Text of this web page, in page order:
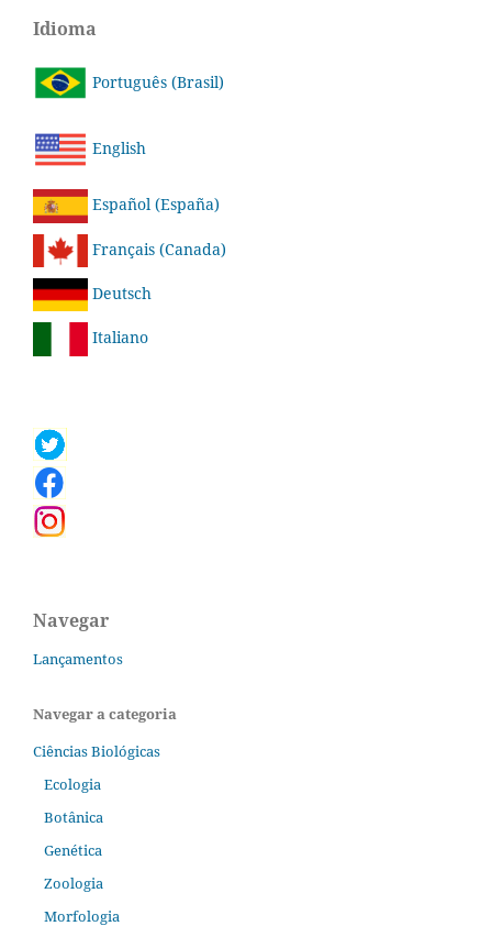
Idioma
Português (Brasil)
English
Español (España)
Français (Canada)
Deutsch
Italiano
Navegar
Lançamentos
Navegar a categoria
Ciências Biológicas
Ecologia
Botânica
Genética
Zoologia
Morfologia